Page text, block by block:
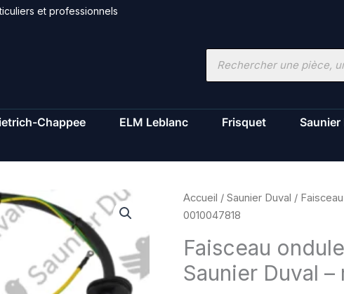
et professionnels
Recherche
Chappee ELM Leblanc Frisquet
Saunier
Accueil / Saunier Duval /
0010047818
Faisceau
Saunier Duval
quantité
de
onduleur
compresseur
-